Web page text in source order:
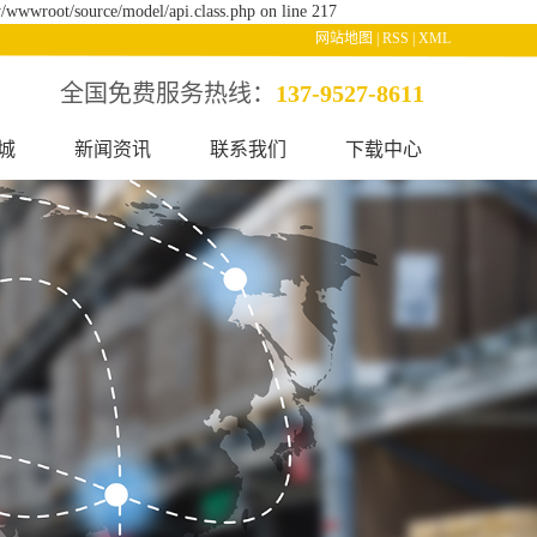
source/model/api.class.php on line 217
网站地图 RSS XML
全国免费服务热线： 137-9527-8611
新闻资讯 联系我们 下载中心